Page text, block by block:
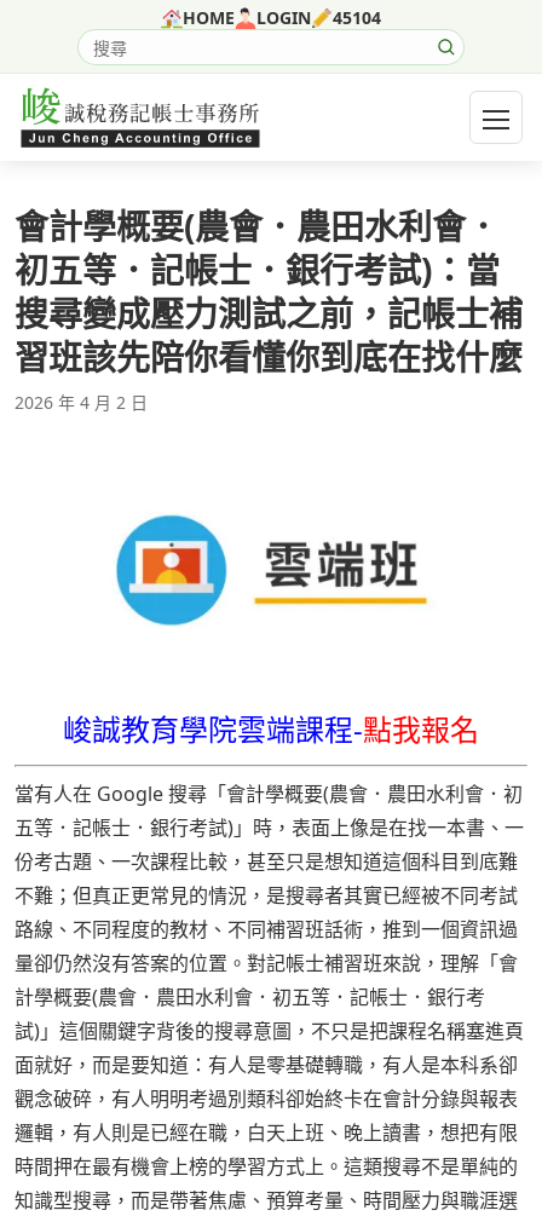
HOME LOGIN 45104
搜尋網站內容
開啟
會計學概要(農會．農田水利會．
初五等．記帳士．銀行考試)：當
搜尋變成壓力測試之前，記帳士補
習班該先陪你看懂你到底在找什麼
2026 年 4 月 2 日
峻誠教育學院雲端課程-點我報名
當有人在 Google 搜尋「會計學概要(農會．農田水利會．初
五等．記帳士．銀行考試)」時，表面上像是在找一本書、一
份考古題、一次課程比較，甚至只是想知道這個科目到底難
不難；但真正更常見的情況，是搜尋者其實已經被不同考試
路線、不同程度的教材、不同補習班話術，推到一個資訊過
量卻仍然沒有答案的位置。對記帳士補習班來說，理解「會
計學概要(農會．農田水利會．初五等．記帳士．銀行考
試)」這個關鍵字背後的搜尋意圖，不只是把課程名稱塞進頁
面就好，而是要知道：有人是零基礎轉職，有人是本科系卻
觀念破碎，有人明明考過別類科卻始終卡在會計分錄與報表
邏輯，有人則是已經在職，白天上班、晚上讀書，想把有限
時間押在最有機會上榜的學習方式上。這類搜尋不是單純的
知識型搜尋，而是帶著焦慮、預算考量、時間壓力與職涯選